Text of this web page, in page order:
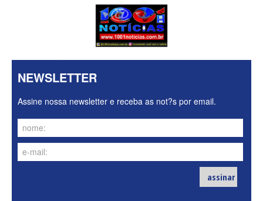
NEWSLETTER
Assine nossa newsletter e receba as not?s por email.